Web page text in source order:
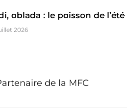
oblada : le poisson de l’été
2026
de la MFC